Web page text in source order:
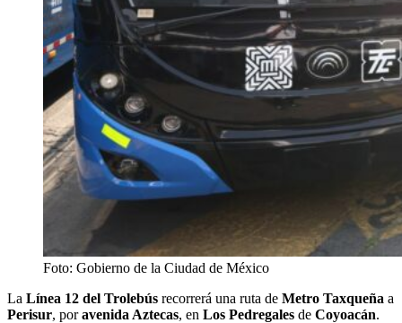
Foto: Gobierno de la Ciudad de México
La Línea 12 del Trolebús recorrerá una ruta de Metro Taxqueña a
Perisur, poravenida Aztecas, en Los Pedregales de Coyoacán.